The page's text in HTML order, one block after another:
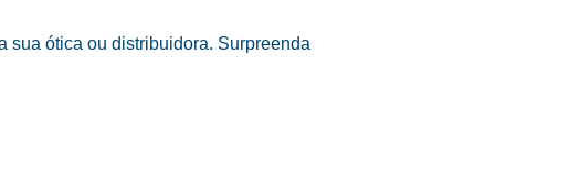
sua ótica ou distribuidora. Surpreenda